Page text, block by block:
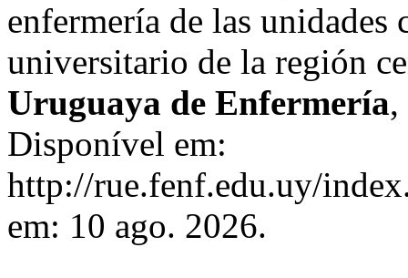
enfermería de las
universitario de la región
Uruguaya de Enfermería,
Disponível em:
http://rue.fenf.edu.uy/
em: 10 ago. 2026.